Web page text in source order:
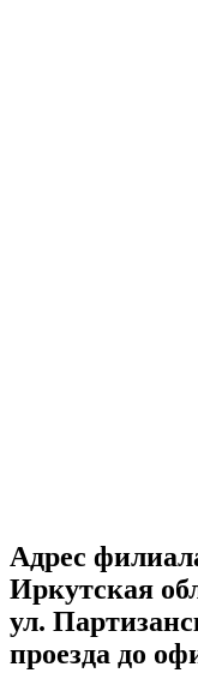
Адрес
Иркутская
ул.
проезда до